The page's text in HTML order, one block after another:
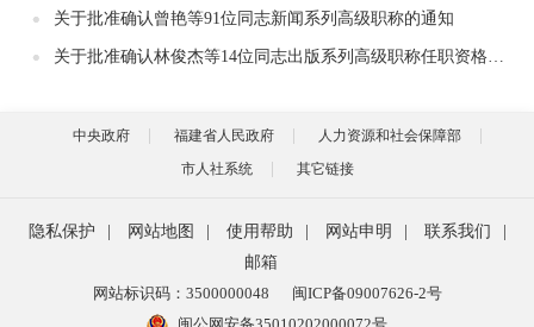
关于批准确认曾艳等91位同志新闻系列高级职称的通知
关于批准确认林俊杰等14位同志出版系列高级职称任职资格的通知
中央政府 福建省人民政府
人力资源和社会保障部
市人社系统
其它链接
隐私保护 网站地图 使用帮助 网站申明 联系我们
邮箱
网站标识码：3500000048
闽ICP备09007626-2号